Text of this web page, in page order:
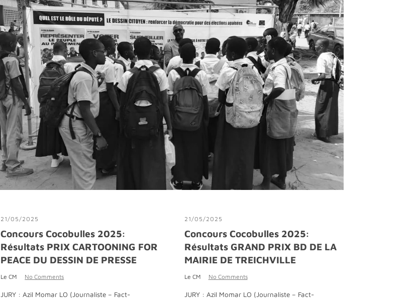
21/05/2025
Concours Cocobulles 2025:
Résultats PRIX CARTOONING FOR
PEACE DU DESSIN DE PRESSE
Le CM No Comments
JURY : Azil Momar LO (Journaliste – Fact-
21/05/2025
Concours Cocobulles 2025:
Résultats GRAND PRIX BD DE LA
MAIRIE DE TREICHVILLE
Le CM No Comments
JURY : Azil Momar LO (Journaliste – Fact-